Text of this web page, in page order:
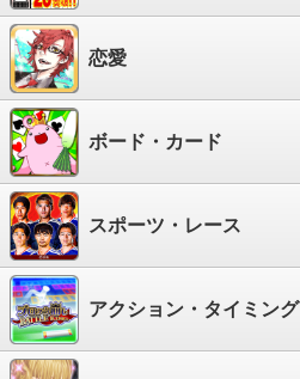
恋愛
ボード・カード
スポーツ・レース
アクション・タイミング